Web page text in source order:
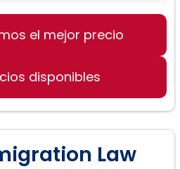
el mejor precio
disponibles
Law